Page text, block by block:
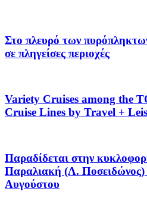
Στο πλευρό των
σε πληγείσες περιοχές
Variety Cruises among the
Cruise Lines by Travel +
Παραδίδεται στην
Παραλιακή (Λ. Ποσειδώνος)
Αυγούστου